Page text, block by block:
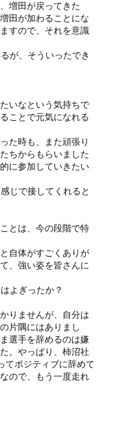
増田が戻ってきた
田が加わることにな
すので、それを意識
が、そういったでき
いなという気持ちで
ことで元気になれる
た時も、また頑張り
ちからもらいました
に参加していきたい
じで接してくれると
とは、今の段階で特
自体がすごくありが
、強い姿を皆さんに
よぎったか？
りませんが、自分は
片隅にはありまし
選手を辞めるのは嫌
。やっぱり、柿沼社
てポジティブに辞めて
ので、もう一度走れ